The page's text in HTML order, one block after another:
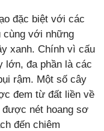
đặc biệt với các
cùng với những
xanh. Chính vì cấu
lớn, đa phần là các
rậm. Một số cây
đem từ đất liền về
nét hoang sơ
đến chiêm